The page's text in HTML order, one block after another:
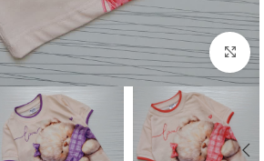
بزرگنمایی تصویر